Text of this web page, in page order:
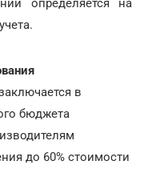
определяется на
в
бюджета
до 60% стоимости